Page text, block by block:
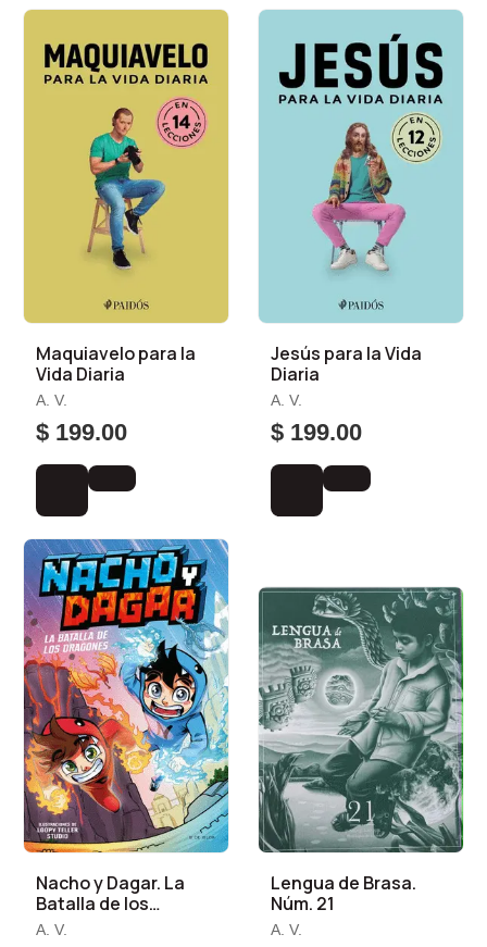
Maquiavelo para la
Vida Diaria
A. V.
$ 199.00
Jesús para la Vida
Diaria
A. V.
$ 199.00
Nacho y Dagar. La
Batalla de los
Dragones
A. V.
Lengua de Brasa.
Núm. 21
A. V.